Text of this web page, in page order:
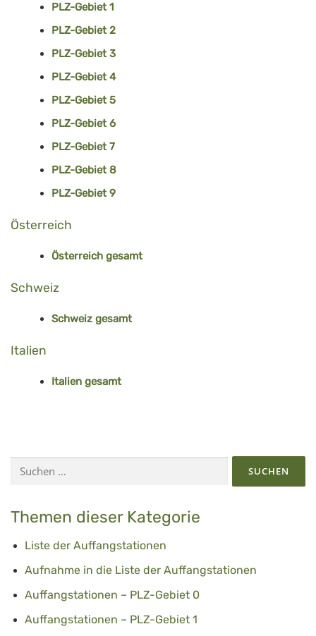
PLZ-Gebiet 1
PLZ-Gebiet 2
PLZ-Gebiet 3
PLZ-Gebiet 4
PLZ-Gebiet 5
PLZ-Gebiet 6
PLZ-Gebiet 7
PLZ-Gebiet 8
PLZ-Gebiet 9
Österreich
Österreich gesamt
Schweiz
Schweiz gesamt
Italien
Italien gesamt
nach:
Themen dieser Kategorie
Liste der Auffangstationen
Aufnahme in die Liste der Auffangstationen
Auffangstationen – PLZ-Gebiet 0
Auffangstationen – PLZ-Gebiet 1